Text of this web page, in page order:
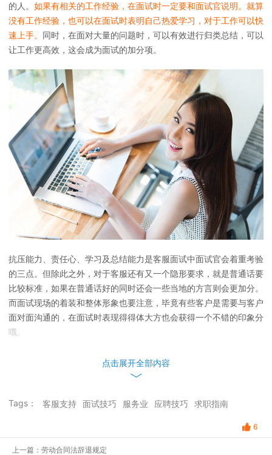
的人。 如果有相关的工作经验，在面试时一定要和面试官说明。就算
没有工作经验，也可以在面试时表明自己热爱学习，对于工作可以快
速上手。 同时，在面对大量的问题时，可以有效进行归类总结，可以
让工作更高效，这会成为面试的加分项。
抗压能力、责任心、学习及总结能力是客服面试中面试官会着重考验
的三点。但除此之外，对于客服还有又一个隐形要求，就是普通话要
比较标准，如果在普通话好的同时还会一些当地的方言则会更加分。
而面试现场的着装和整体形象也要注意，毕竟有些客户是需要与客户
面对面沟通的，在面试时表现得得体大方也会获得一个不错的印象分
哦。
点击展开全部内容
Tags： 客服支持 面试技巧 服务业 应聘技巧 求职指南
6
上一篇：劳动合同法辞退规定